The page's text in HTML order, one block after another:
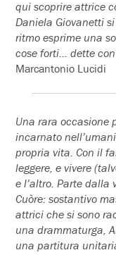
qui scoprire attrice
Daniela Giovanetti
ritmo esprime una
cose forti… dette con
Marcantonio Lucidi
Una rara occasione
incarnato
propria vita. Con il
leggere, e vivere
e l’altro. Parte dalla
Cuòre: sostantivo
attrici che si sono
una drammaturga,
una partitura